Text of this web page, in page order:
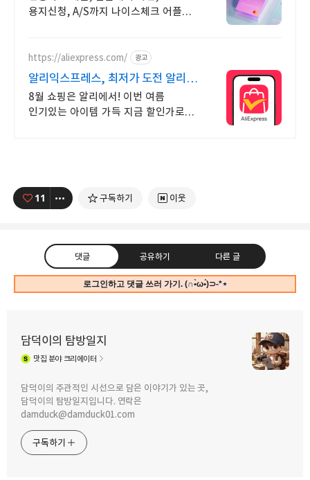
용지신청, A/S까지 나이스체크 어플
https://aliexpress.com/ 광고
알리익스프레스, 최저가 도전 알리
첫구매라면 웰컴 혜택!
8월 쇼핑은 알리에서! 이번 여름
인기있는 아이템 가득 지금 할인가로
11 구독하기 이웃
댓글 공유하기 다른 글
로그인하고 댓글 쓰러 가기. (∩•̀ω•́)⊃-*⋆
담덕이의 탐방일지
맛집 분야 크리에이터
담덕이의 주관적인 시선으로 담은 이야기가 있는 곳,
담덕이의 탐방일지입니다. 연락은
damduck@damduck01.com
구독하기
트위터
카카오스토리
손목 받침대와 스마트폰 거치대, 디지털
청소 도구가 하나로 구성된 손목
받침대를 찾았습니다.
2025.12.17